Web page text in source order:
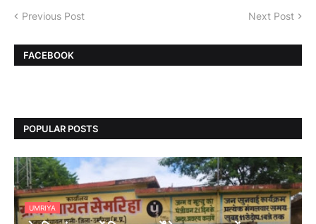
Previous Post Next Post
FACEBOOK
POPULAR POSTS
UMRIYA